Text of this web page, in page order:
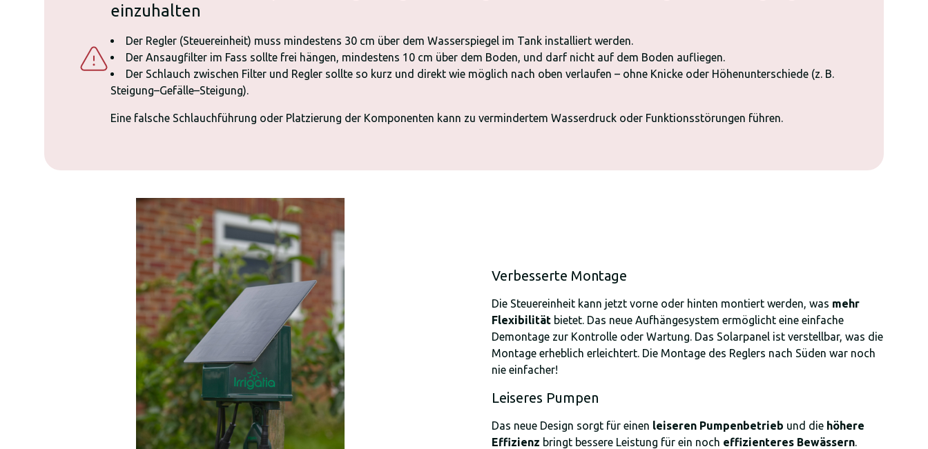
einzuhalten
Der Regler (Steuereinheit) muss mindestens 30 cm über dem Wasserspiegel im Tank installiert werden.
Der Ansaugfilter im Fass sollte frei hängen, mindestens 10 cm über dem Boden, und darf nicht auf dem Boden aufliegen.
Der Schlauch zwischen Filter und Regler sollte so kurz und direkt wie möglich nach oben verlaufen – ohne Knicke oder Höhenunterschiede (z. B.
Steigung–Gefälle–Steigung).
Eine falsche Schlauchführung oder Platzierung der Komponenten kann zu vermindertem Wasserdruck oder Funktionsstörungen führen.
Verbesserte Montage
Die Steuereinheit kann jetzt vorne oder hinten montiert werden, was mehr
Flexibilität bietet. Das neue Aufhängesystem ermöglicht eine einfache
Demontage zur Kontrolle oder Wartung. Das Solarpanel ist verstellbar, was die
Montage erheblich erleichtert. Die Montage des Reglers nach Süden war noch
nie einfacher!
Leiseres Pumpen
Das neue Design sorgt für einen leiseren Pumpenbetrieb und die höhere
Effizienz bringt bessere Leistung für ein noch effizienteres Bewässern.